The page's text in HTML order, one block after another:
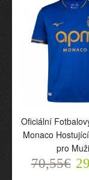
Oficiální
AS
2025-26
70,55€
Oficiální
Monaco
pro Muži
70,55€